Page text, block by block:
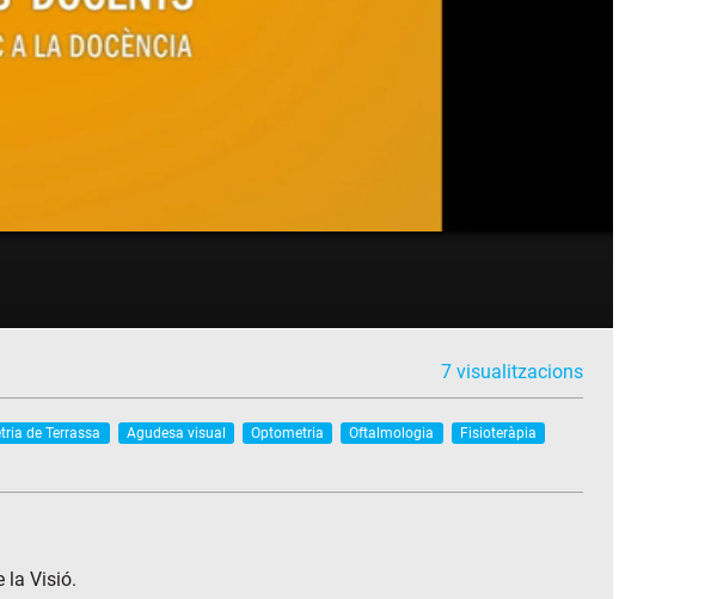
7 visualitzacions
de Terrassa Agudesa visual Optometria Oftalmologia
Fisioteràpia
la Visió.